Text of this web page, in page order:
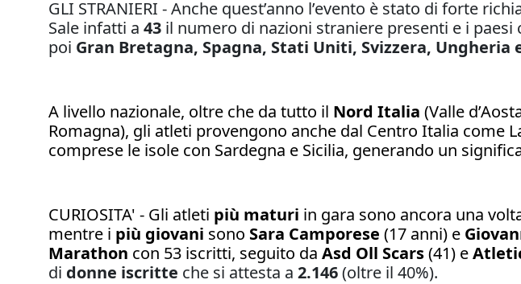
GLI STRANIERI - Anche quest’anno l’evento è stato di forte
Sale infatti a 43 il numero di nazioni straniere presenti e i
poi Gran Bretagna, Spagna, Stati Uniti, Svizzera, Ungheria
A livello nazionale, oltre che da tutto il Nord Italia (Valle
Romagna), gli atleti provengono anche dal Centro Italia come
comprese le isole con Sardegna e Sicilia, generando un
CURIOSITA' - Gli atleti più maturi in gara sono ancora una
mentre i più giovani sono Sara Camporese (17 anni) e
Marathon con 53 iscritti, seguito da Asd Oll Scars(41) e
di donne iscritte che si attesta a 2.146(oltre il 40%).